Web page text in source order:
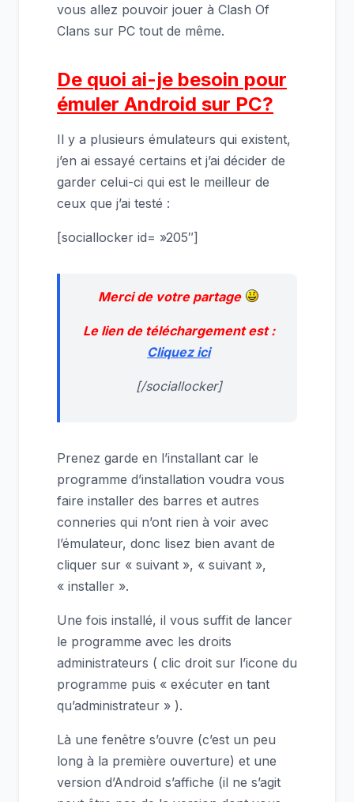
vous allez pouvoir jouer à Clash Of
Clans sur PC tout de même.
De quoi ai-je besoin pour
émuler Android sur PC?
Il y a plusieurs émulateurs qui existent,
j’en ai essayé certains et j’ai décider de
garder celui-ci qui est le meilleur de
ceux que j’ai testé :
[sociallocker id= »205″]
Merci de votre partage
Le lien de téléchargement est :
Cliquez ici
[/sociallocker]
Prenez garde en l’installant car le
programme d’installation voudra vous
faire installer des barres et autres
conneries qui n’ont rien à voir avec
l’émulateur, donc lisez bien avant de
cliquer sur « suivant », « suivant »,
« installer ».
Une fois installé, il vous suffit de lancer
le programme avec les droits
administrateurs ( clic droit sur l’icone du
programme puis « exécuter en tant
qu’administrateur » ).
Là une fenêtre s’ouvre (c’est un peu
long à la première ouverture) et une
version d’Android s’affiche (il ne s’agit